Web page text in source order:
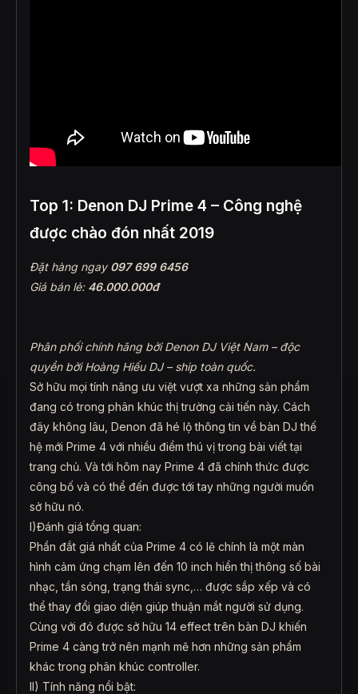
Top 1: Denon DJ Prime 4 – Công nghệ
được chào đón nhất 2019
Đặt hàng ngay097 699 6456
Giá bán lẻ: 46.000.000đ
Phân phối chính hãng bởi Denon DJ Việt Nam – độc
quyền bởi Hoàng Hiếu DJ – ship toàn quốc.
Sở hữu mọi tính năng ưu việt vượt xa những sản phẩm
đang có trong phân khúc thị trường cải tiến này. Cách
đây không lâu, Denon đã hé lộ thông tin về bàn DJ thế
hệ mới Prime 4 với nhiều điểm thú vị trong bài viết tại
trang chủ. Và tới hôm nay Prime 4 đã chính thức được
công bố và có thể đến được tới tay những người muốn
sở hữu nó.
I)Đánh giá tổng quan:
Phần đắt giá nhất của Prime 4 có lẽ chính là một màn
hình cảm ứng chạm lên đến 10 inch hiển thị thông số bài
nhạc, tần sóng, trạng thái sync,… được sắp xếp và có
thể thay đổi giao diện giúp thuận mắt người sử dụng.
Cùng với đó được sở hữu 14 effect trên bàn DJ khiến
Prime 4 càng trở nên mạnh mẽ hơn những sản phẩm
khác trong phân khúc controller.
II) Tính năng nổi bật: